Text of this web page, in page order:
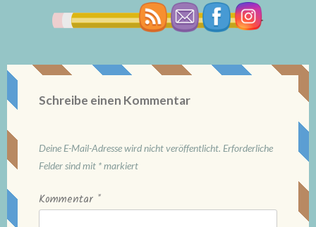
Schreibe einen Kommentar
Deine E-Mail-Adresse wird nicht veröffentlicht. Erforderliche
Felder sind mit *markiert
Kommentar *